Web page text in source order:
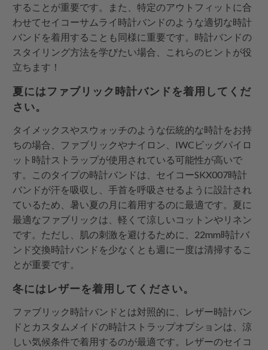
することが重要です。また、特定のアウトフィットに合
わせてセイコーサムライ時計バンドのような適切な時計
バンドを着用することも同様に重要です。時計バンドの
スタイリング方法を学びたい場合、これらのヒントが役
立ちます！
夏にはファブリック時計バンドを着用してくだ
さい。
タイメックスやスウォッチのような伝統的な時計をお持
ちの場合、ファブリックやナイロン、IWCビッグパイロ
ット時計ストラップが使用されている可能性が高いで
す。このタイプの時計バンドは、セイコーSKX007時計
バンドが汗を吸収し、手首を呼吸させるように設計され
ているため、暑い夏の月に着用するのに最適です。夏に
最適なファブリックは、軽くて涼しいコットンやリネン
です。ただし、肌の刺激を避けるために、22mm時計バ
ンド交換時計バンドを少なくとも週に一度は清掃するこ
とが重要です。
冬にはレザーを着用してください。
ファブリック時計バンドとは対照的に、レザー時計バン
ドとカスタムメイドの時計ストラップオプションは、涼
しい気候条件で着用するのが最適です。レザーのセイコ